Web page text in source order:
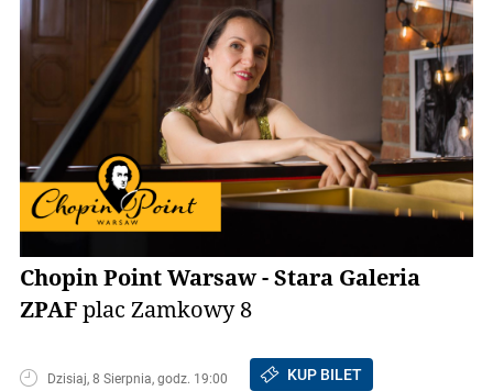
Chopin Point Warsaw - Stara Galeria
ZPAFplac Zamkowy 8
Dzisiaj, 8 Sierpnia, godz. 19:00 KUP BILET